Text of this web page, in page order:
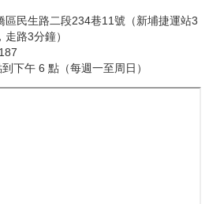
區民生路二段234巷11號（新埔捷運站3
路3分鐘）
下午 6 點（每週一至周日）